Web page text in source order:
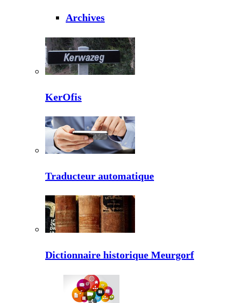
Archives
KerOfis
Traducteur automatique
Dictionnaire historique Meurgorf